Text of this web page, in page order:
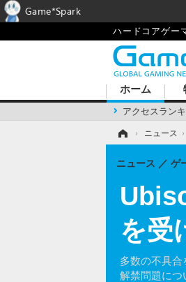
ハードコアゲー
ホーム
アクセスラン
› ニュース ›
を受
多数の不具
解禁問題につ
ニュース ゲ
Game*Spark